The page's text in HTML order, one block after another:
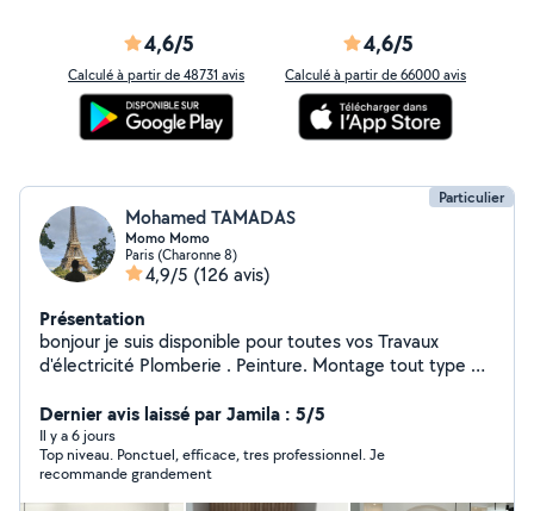
4,6/5
Calculé à partir de 48731 avis
4,6/5
Calculé à partir de 66000 avis
Particulier
Mohamed TAMADAS
Momo Momo
Paris (Charonne 8)
4,9/5 (126 avis)
Présentation
bonjour je suis disponible pour toutes vos Travaux
d'électricité Plomberie . Peinture. Montage tout type de
dynamique
Dernier avis laissé par Jamila : 5/5
Il y a 6 jours
Top niveau. Ponctuel, efficace, tres professionnel. Je
recommande grandement